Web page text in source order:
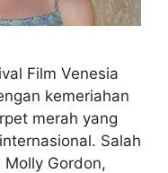
Film Venesia
kemeriahan
merah yang
Salah
Gordon,